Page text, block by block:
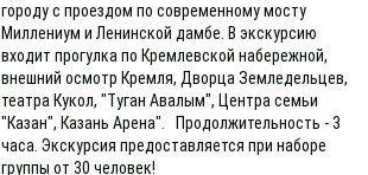
городу с проездом по современному мосту
Миллениум и Ленинской дамбе. В экскурсию
входит прогулка по Кремлевской набережной,
внешний осмотр Кремля, Дворца Земледельцев,
театра Кукол, "Туган Авалым", Центра семьи
"Казан", Казань Арена". Продолжительность - 3
часа. Экскурсия предоставляется при наборе
группы от 30 человек!